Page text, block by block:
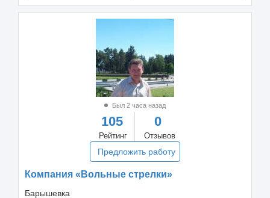
Был 2 часа назад
105
Рейтинг
0
Отзывов
Предложить работу
Компания «Вольные стрелки»
Барышевка